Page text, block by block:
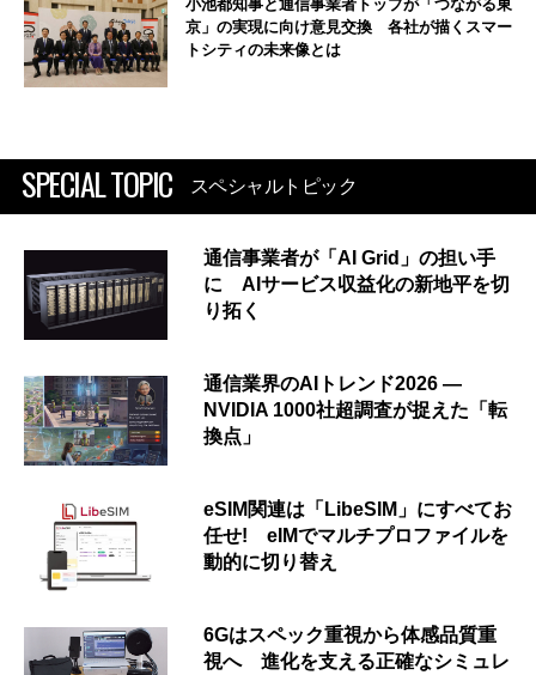
小池都知事と通信事業者トップが「つながる東
京」の実現に向け意見交換 各社が描くスマー
トシティの未来像とは
SPECIAL TOPIC スペシャルトピック
通信事業者が「AI Grid」の担い手
に AIサービス収益化の新地平を切
り拓く
通信業界のAIトレンド2026 ―
NVIDIA 1000社超調査が捉えた「転
換点」
eSIM関連は「LibeSIM」にすべてお
任せ! eIMでマルチプロファイルを
動的に切り替え
6Gはスペック重視から体感品質重
視へ 進化を支える正確なシミュレ